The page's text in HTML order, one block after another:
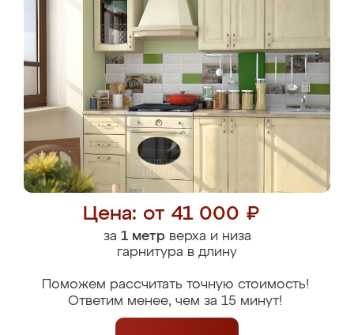
Цена: от 41 000 ₽
за 1 метрверха и низа
гарнитура в длину
Поможем рассчитать точную стоимость!
Ответим менее, чем за 15 минут!